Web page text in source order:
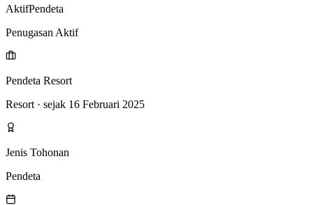
AktifPendeta
Penugasan Aktif
Pendeta Resort
Resort · sejak 16 Februari 2025
Jenis Tohonan
Pendeta